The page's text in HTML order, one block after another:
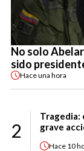
No solo
sido
Haceuna hora
2
Tragedia:
grave
Hace 10